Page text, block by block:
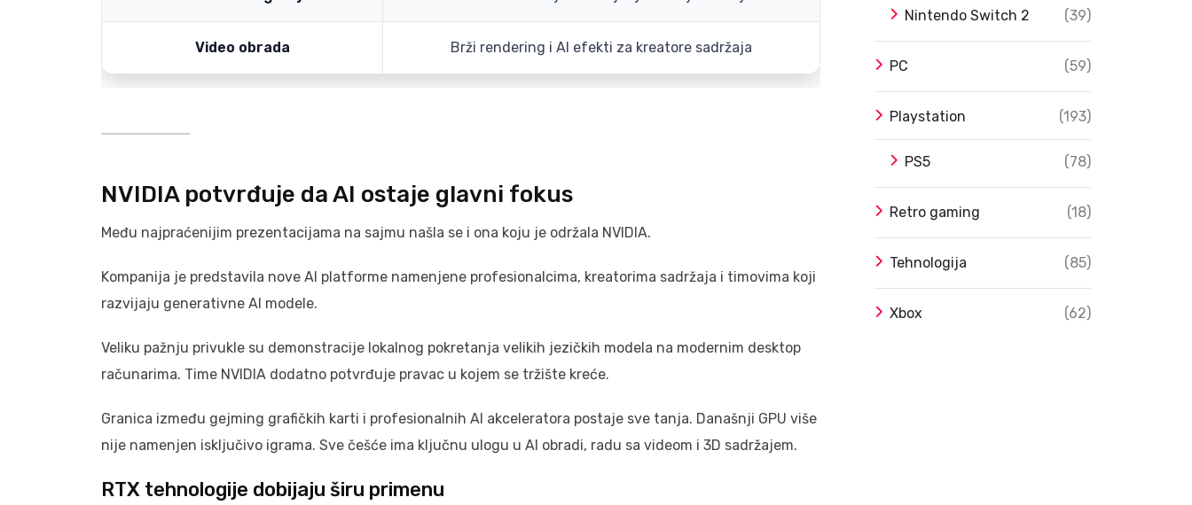
Video obrada Brži rendering i AI efekti za kreatore sadržaja
NVIDIA potvrđuje da AI ostaje glavni fokus
Među najpraćenijim prezentacijama na sajmu našla se i ona koju je održala NVIDIA.
Kompanija je predstavila nove AI platforme namenjene profesionalcima, kreatorima sadržaja i timovima koji
razvijaju generativne AI modele.
Veliku pažnju privukle su demonstracije lokalnog pokretanja velikih jezičkih modela na modernim desktop
računarima. Time NVIDIA dodatno potvrđuje pravac u kojem se tržište kreće.
Granica između gejming grafičkih karti i profesionalnih AI akceleratora postaje sve tanja. Današnji GPU više
nije namenjen isključivo igrama. Sve češće ima ključnu ulogu u AI obradi, radu sa videom i 3D sadržajem.
RTX tehnologije dobijaju širu primenu
Nintendo Switch 2 (39)
PC (59)
Playstation (193)
PS5 (78)
Retro gaming (18)
Tehnologija (85)
Xbox (62)